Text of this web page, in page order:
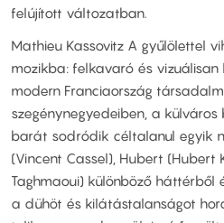
felújított változatban.
Mathieu Kassovitz A gyűlölettel
mozikba: felkavaró és
modern Franciaország
szegénynegyedeiben, a
barát sodródik céltalanul egyik
(Vincent Cassel), Hubert (Hubert
Taghmaoui) különböző háttérből
a dühöt és kilátástalanságot